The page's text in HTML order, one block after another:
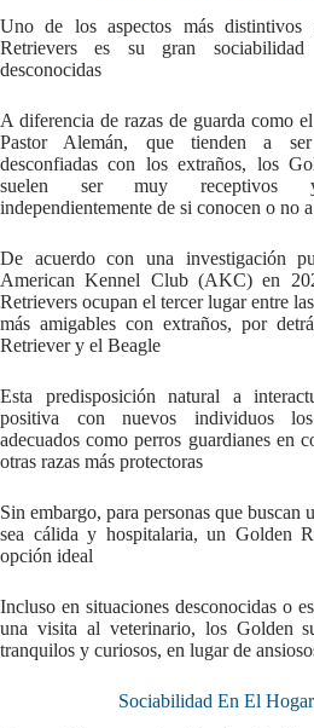
Uno de los aspectos más distintivos
Retrievers es su gran sociabilidad
desconocidas
A diferencia de razas de guarda como
Pastor Alemán, que tienden a
desconfiadas con los extraños, los
suelen ser muy receptivos y
independientemente de si conocen o no
De acuerdo con una investigación
American Kennel Club (AKC) en
Retrievers ocupan el tercer lugar entre
más amigables con extraños, por
Retriever y el Beagle
Esta predisposición natural a
positiva con nuevos individuos
adecuados como perros guardianes en
otras razas más protectoras
Sin embargo, para personas que buscan
sea cálida y hospitalaria, un Golden
opción ideal
Incluso en situaciones desconocidas o
una visita al veterinario, los Golden
tranquilos y curiosos, en lugar de
Sociabilidad En El Hogar